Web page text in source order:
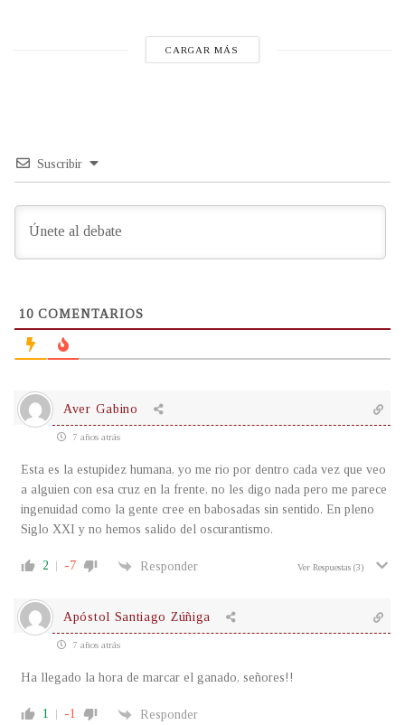
CARGAR MÁS
Suscribir
10 COMENTARIOS
Aver Gabino
7 años atrás
Esta es la estupidez humana, yo me rio por dentro cada vez que veo
a alguien con esa cruz en la frente, no les digo nada pero me parece
ingenuidad como la gente cree en babosadas sin sentido. En pleno
Siglo XXI y no hemos salido del oscurantismo.
2 -7 Responder Ver Respuestas (3)
Apóstol Santiago Zúñiga
7 años atrás
Ha llegado la hora de marcar el ganado, señores!!
1 -1 Responder